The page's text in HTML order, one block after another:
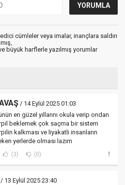
cümleler veya imalar, inançlara saldırı
büyük harflerle yazılmış yorumlar
/ 14 Eylül 2025 01:03
en güzel yıllarını okula verip ondan
beklemek çok saçma bir sistem
kalkması ve liyakatli insanların
yerlerde olması lazım
(3) (0)
/ 13 Eylül 2025 23:40